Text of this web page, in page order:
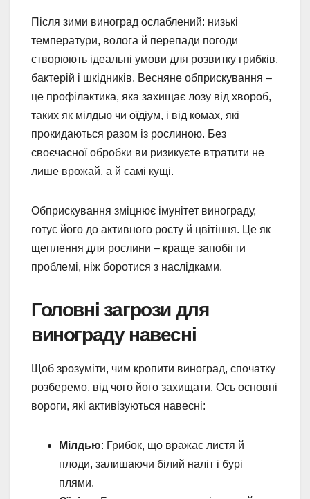
Після зими виноград ослаблений: низькі
температури, волога й перепади погоди
створюють ідеальні умови для розвитку грибків,
бактерій і шкідників. Весняне обприскування –
це профілактика, яка захищає лозу від хвороб,
таких як мілдью чи оїдіум, і від комах, які
прокидаються разом із рослиною. Без
своєчасної обробки ви ризикуєте втратити не
лише врожай, а й самі кущі.
Обприскування зміцнює імунітет винограду,
готує його до активного росту й цвітіння. Це як
щеплення для рослини – краще запобігти
проблемі, ніж боротися з наслідками.
Головні загрози для
винограду навесні
Щоб зрозуміти, чим кропити виноград, спочатку
розберемо, від чого його захищати. Ось основні
вороги, які активізуються навесні:
Мілдью: Грибок, що вражає листя й
плоди, залишаючи білий наліт і бурі
плями.